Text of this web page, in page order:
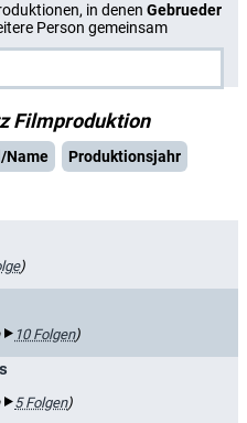
in denen Gebrueder
Person gemeinsam
Filmproduktion
Name
Produktionsjahr
)
10 Folgen)
5 Folgen)